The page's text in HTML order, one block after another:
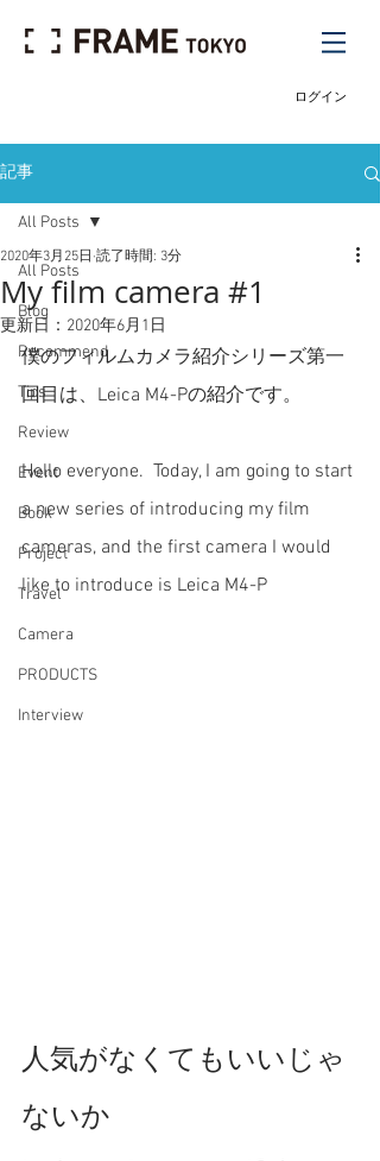
ログイン
記事
All Posts
Blog
Recommend
Tips
Review
Event
Book
Project
Travel
Camera
PRODUCTS
Interview
All Posts
My film camera #1
2020年3月25日 読了時間: 3分
更新日： 2020年6月1日
僕のフィルムカメラ紹介シリーズ第一
回目は、Leica M4-Pの紹介です。
Hello everyone.  Today, I am going to start
a new series of introducing my film
cameras, and the first camera I would
like to introduce is Leica M4-P
人気がなくてもいいじゃ
ないか